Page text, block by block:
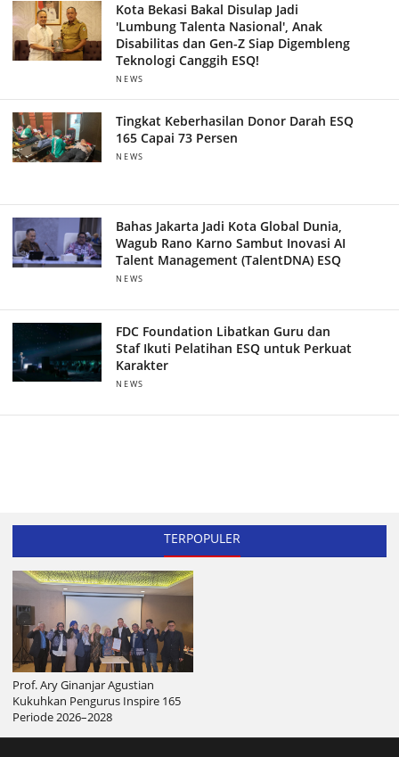
Kota Bekasi Bakal Disulap Jadi
'Lumbung Talenta Nasional', Anak
Disabilitas dan Gen-Z Siap Digembleng
Teknologi Canggih ESQ!
NEWS
Tingkat Keberhasilan Donor Darah ESQ
165 Capai 73 Persen
NEWS
Bahas Jakarta Jadi Kota Global Dunia,
Wagub Rano Karno Sambut Inovasi AI
Talent Management (TalentDNA) ESQ
NEWS
FDC Foundation Libatkan Guru dan
Staf Ikuti Pelatihan ESQ untuk Perkuat
Karakter
NEWS
TERPOPULER
Prof. Ary Ginanjar Agustian
Kukuhkan Pengurus Inspire 165
Periode 2026–2028